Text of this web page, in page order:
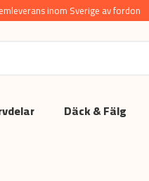
inom Sverige av fordon
Däck & Fälg